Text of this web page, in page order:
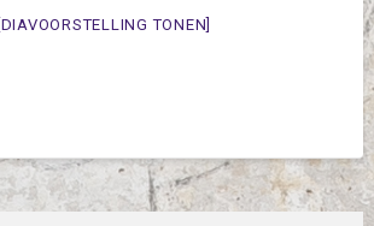
[DIAVOORSTELLING TONEN]